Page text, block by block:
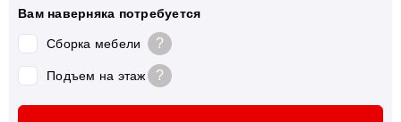
Вам наверняка потребуется
Сборка мебели ?
Подъем на этаж ?